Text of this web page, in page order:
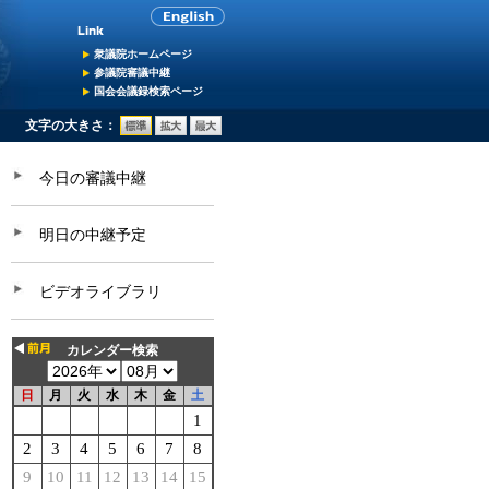
衆議院ホームページ
参議院審議中継
国会会議録検索ページ
文字の大きさ：
今日の審議中継
明日の中継予定
ビデオライブラリ
カレンダー検索
日 月 火 水 木 金 土
1
2
3 4 5 6 7
8
9
10 11 12 13 14
15